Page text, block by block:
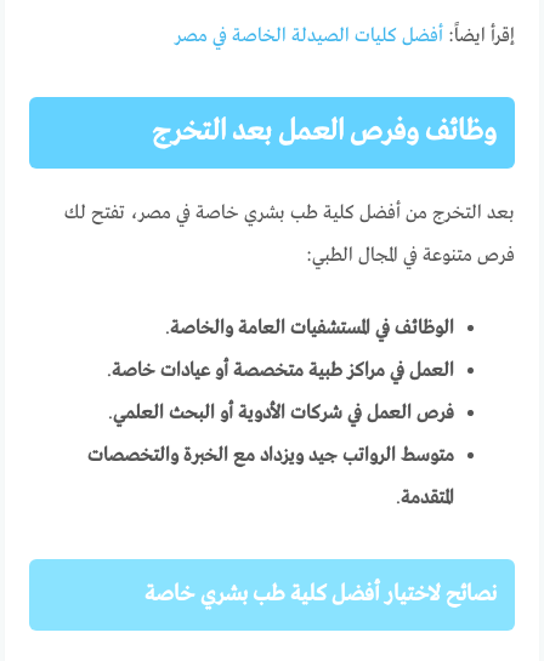
إقرأ ايضاً: أفضل كليات الصيدلة الخاصة في مصر
وظائف وفرص العمل بعد التخرج
بعد التخرج من أفضل كلية طب بشري خاصة في مصر، تفتح لك
فرص متنوعة في المجال الطبي:
الوظائف في المستشفيات العامة والخاصة.
العمل في مراكز طبية متخصصة أو عيادات خاصة.
فرص العمل في شركات الأدوية أو البحث العلمي.
متوسط الرواتب جيد ويزداد مع الخبرة والتخصصات
المتقدمة.
نصائح لاختيار أفضل كلية طب بشري خاصة